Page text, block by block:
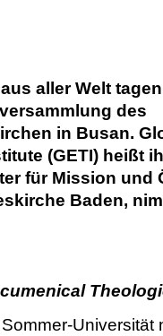
aller Welt
des
in Busan.
(GETI) heißt
für Mission und
Baden,